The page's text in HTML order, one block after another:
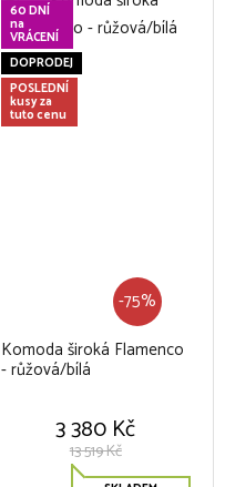
60 DNÍ
na
VRÁCENÍ
DOPRODEJ
POSLEDNÍ
kusy za
tuto cenu
-75%
Komoda široká Flamenco
- růžová/bílá
3 380 Kč
13 519 Kč